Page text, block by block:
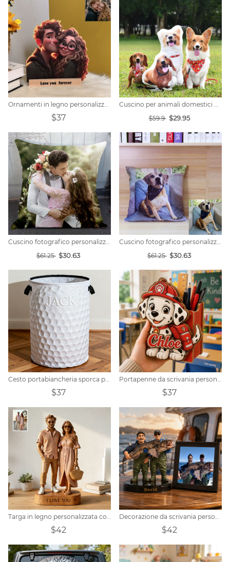
Ornamenti in legno personalizzati con foto in stile cartone animato
$37
Cuscino per animali domestici personalizzato per gelato
$59.9 $29.95
Cuscino fotografico personalizzato
$61.25 $30.63
Cuscino fotografico personalizzato
$61.25 $30.63
Cesto portabiancheria sporca personalizzato con superficie da pallina da golf e tema sportivo
$37
Portapenne da scrivania personalizzato a tema pompiere e dalmata
$37
Targa in legno personalizzata con foto di coppia
$42
Decorazione da scrivania personalizzata in stile cartone animato con foto di pesca.
$42